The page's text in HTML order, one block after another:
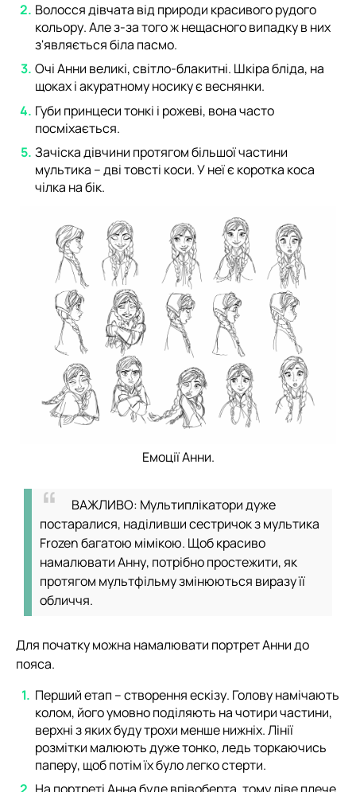
Волосся дівчата від природи красивого рудого
кольору. Але з-за того ж нещасного випадку в них
з'являється біла пасмо.
Очі Анни великі, світло-блакитні. Шкіра бліда, на
щоках і акуратному носику є веснянки.
Губи принцеси тонкі і рожеві, вона часто
посміхається.
Зачіска дівчини протягом більшої частини
мультика – дві товсті коси. У неї є коротка коса
чілка на бік.
Емоції Анни.
ВАЖЛИВО: Мультиплікатори дуже
постаралися, наділивши сестричок з мультика
Frozen багатою мімікою. Щоб красиво
намалювати Анну, потрібно простежити, як
протягом мультфільму змінюються виразу її
обличчя.
Для початку можна намалювати портрет Анни до
пояса.
Перший етап – створення ескізу. Голову намічають
колом, його умовно поділяють на чотири частини,
верхні з яких буду трохи менше нижніх. Лінії
розмітки малюють дуже тонко, ледь торкаючись
паперу, щоб потім їх було легко стерти.